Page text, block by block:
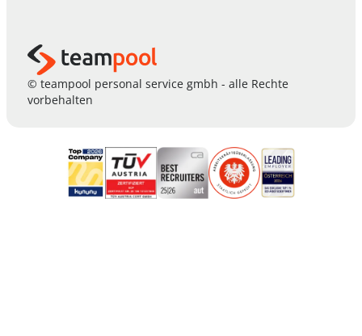
© teampool personal service gmbh - alle Rechte
vorbehalten